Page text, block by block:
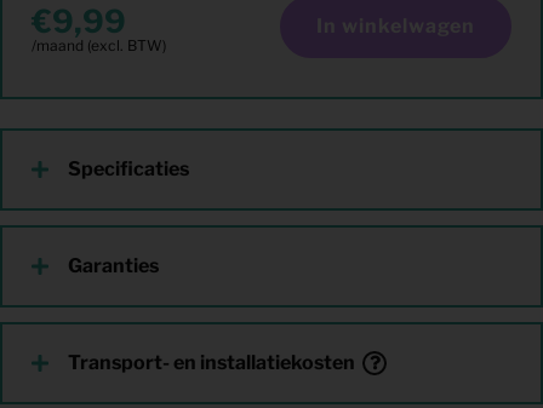
9,99 In winkelwagen
Specificaties
Garanties
Transport- en installatiekosten